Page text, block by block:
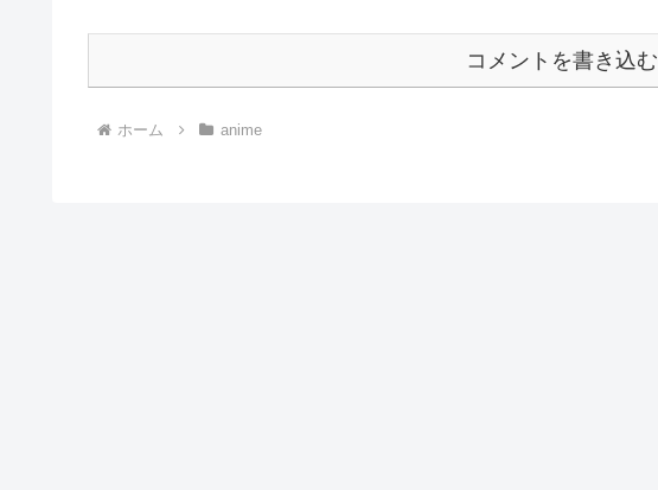
コメントを書き込む
ホーム anime